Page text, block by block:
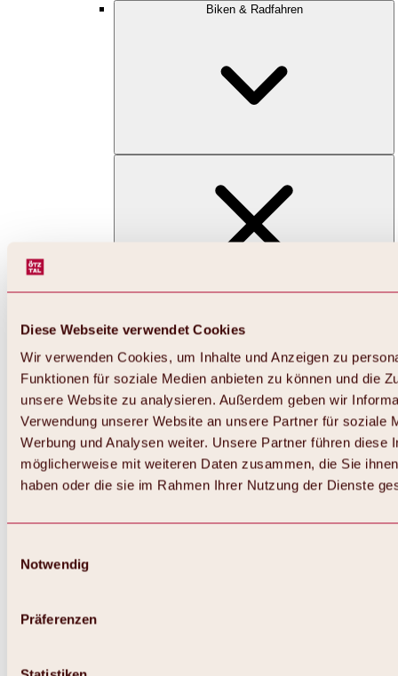
Diese Webseite verwendet Cookies
Wir verwenden Cookies, um Inhalte und Anzeigen zu
Funktionen für soziale Medien anbieten zu können und die
unsere Website zu analysieren. Außerdem geben wir
Verwendung unserer Website an unsere Partner für soziale
Werbung und Analysen weiter. Unsere Partner führen diese
möglicherweise mit weiteren Daten zusammen, die Sie
haben oder die sie im Rahmen Ihrer Nutzung der Dienste
Notwendig
Präferenzen
Biken & Radfahren